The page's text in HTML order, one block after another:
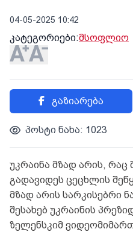
04-05-2025 10:42
კატეგორიები:მსოფლიო
გაზიარება
პოსტი ნახა: 1023
უკრაინა მზად არის,
გადავიდეს ცეცხლის
მზად არის სარკისებრი
შესახებ უკრაინის
ზელენსკიმ